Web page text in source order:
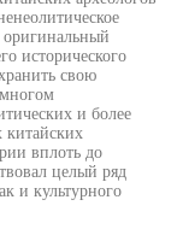
исторического
свою
и более
китайских
вплоть до
целый ряд
и культурного